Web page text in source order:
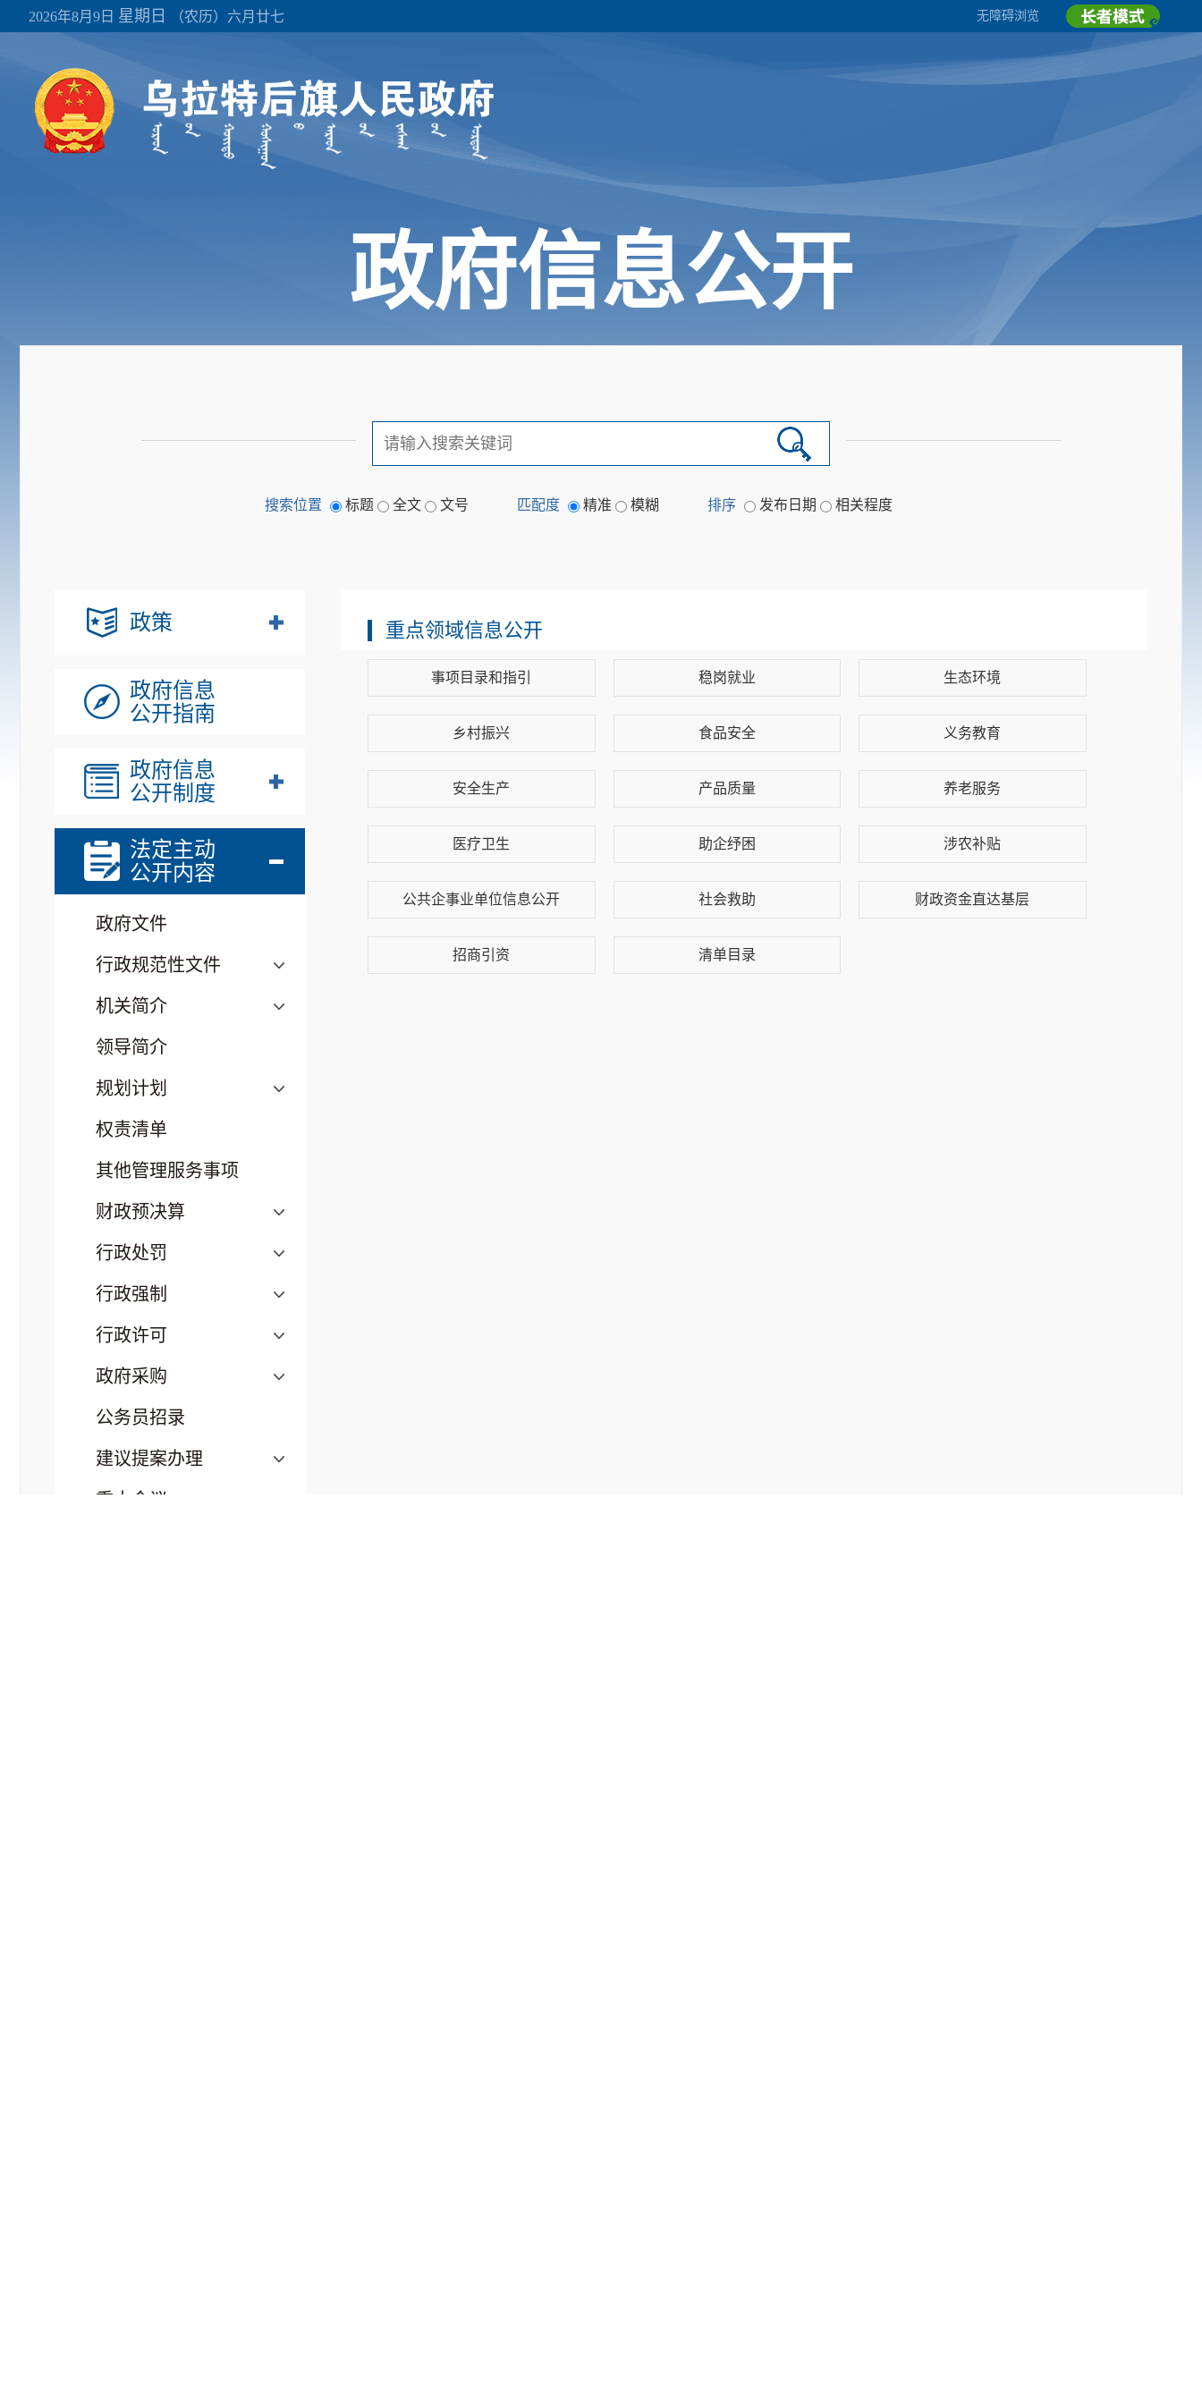
2026年8月9日 星期日 （农历）六月廿七 无障碍浏览
政府信息公开
搜索位置 标题 全文 文号 匹配度 精准 模糊 排序 发布日期 相关程度
政策
政府信息
公开指南
政府信息
公开制度
法定主动
公开内容
政府文件
行政规范性文件
机关简介
领导简介
规划计划
权责清单
其他管理服务事项
财政预决算
行政处罚
行政强制
行政许可
政府采购
公务员招录
建议提案办理
重大会议
重点领域信息公开
事项目录和指引 稳岗就业 生态环境
乡村振兴 食品安全 义务教育
安全生产 产品质量 养老服务
医疗卫生 助企纾困 涉农补贴
公共企事业单位信息公开 社会救助 财政资金直达基层
招商引资 清单目录